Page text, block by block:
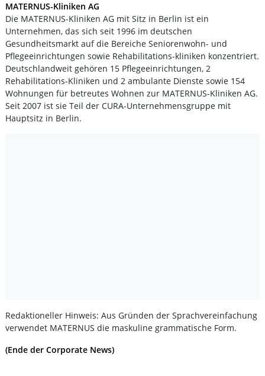
MATERNUS-Kliniken AG
Die MATERNUS-Kliniken AG mit Sitz in Berlin ist ein
Unternehmen, das sich seit 1996 im deutschen
Gesundheitsmarkt auf die Bereiche Seniorenwohn- und
Pflegeeinrichtungen sowie Rehabilitations-kliniken konzentriert.
Deutschlandweit gehören 15 Pflegeeinrichtungen, 2
Rehabilitations-Kliniken und 2 ambulante Dienste sowie 154
Wohnungen für betreutes Wohnen zur MATERNUS-Kliniken AG.
Seit 2007 ist sie Teil der CURA-Unternehmensgruppe mit
Hauptsitz in Berlin.
Redaktioneller Hinweis: Aus Gründen der Sprachvereinfachung
verwendet MATERNUS die maskuline grammatische Form.
(Ende der Corporate News)